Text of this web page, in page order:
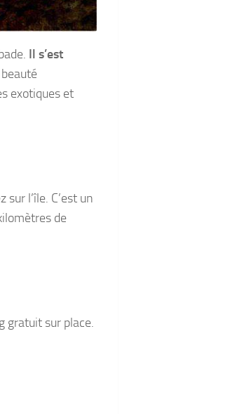
Il s’est
exotiques et
l’île. C’est un
de
gratuit sur place.